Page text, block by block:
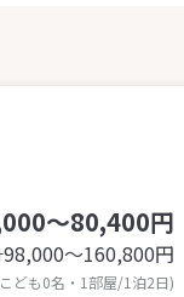
～80,400円
98,000〜160,800円
ども0名・1部屋/1泊2日)